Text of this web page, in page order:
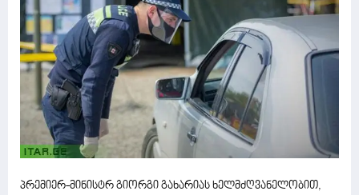
პრემიერ-მინისტრ გიორგი გახარიას ხელმძღვანელობით,